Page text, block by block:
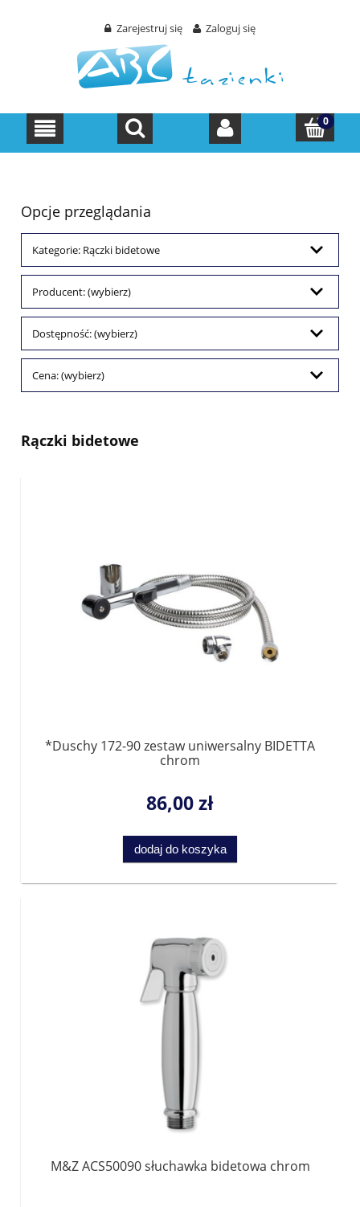
Zarejestruj się Zaloguj się
Opcje przeglądania
Kategorie: Rączki bidetowe
Producent: (wybierz)
Dostępność: (wybierz)
Cena: (wybierz)
Rączki bidetowe
*Duschy 172-90 zestaw uniwersalny BIDETTA
chrom
86,00 zł
dodaj do koszyka
M&Z ACS50090 słuchawka bidetowa chrom